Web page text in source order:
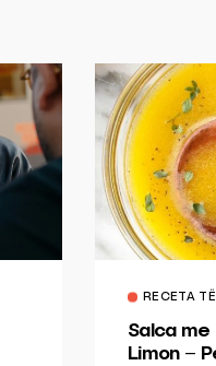
RECETA
Salca
Limon –